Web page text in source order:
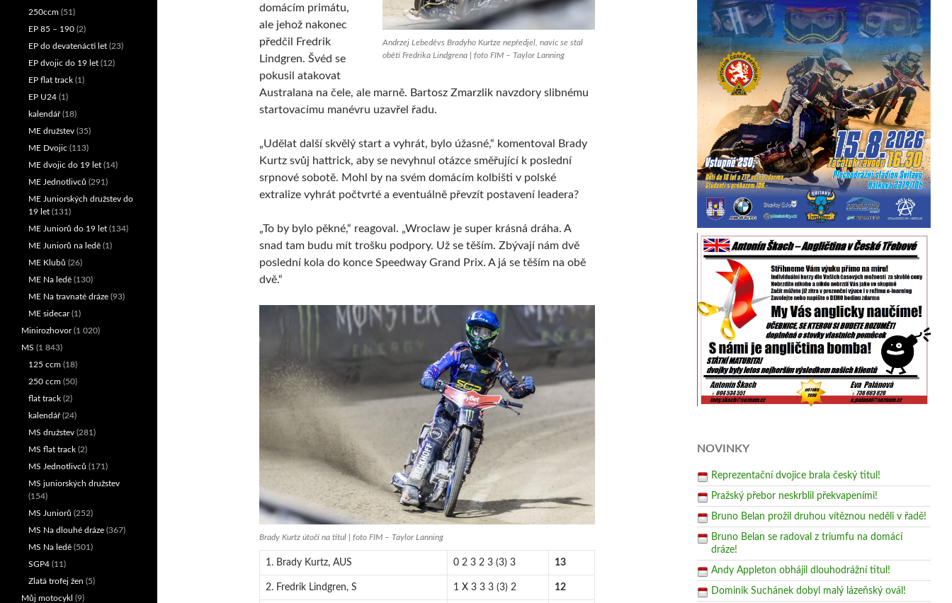
Andrzej Lebeděvs Bradyho Kurtze nepředjel, navíc se stal
obětí Fredrika Lindgrena | foto FIM – Taylor Lanning
domácím primátu,
ale jehož nakonec
předčil Fredrik
Lindgren. Švéd se
pokusil atakovat
Australana na čele, ale marně. Bartosz Zmarzlik navzdory slibnému
startovacímu manévru uzavřel řadu.
„Udělat další skvělý start a vyhrát, bylo úžasné,“ komentoval Brady
Kurtz svůj hattrick, aby se nevyhnul otázce směřující k poslední
srpnové sobotě. Mohl by na svém domácím kolbišti v polské
extralize vyhrát počtvrté a eventuálně převzít postavení leadera?
„To by bylo pěkné,“ reagoval. „Wroclaw je super krásná dráha. A
snad tam budu mít trošku podpory. Už se těším. Zbývají nám dvě
poslední kola do konce Speedway Grand Prix. A já se těším na obě
dvě.“
Brady Kurtz útočí na titul | foto FIM – Taylor Lanning
1. Brady Kurtz, AUS 0 2 3 2 3 (3) 3 13
2. Fredrik Lindgren, S 1 X 3 3 3 (3) 2 12
NOVINKY
Reprezentační dvojice brala český titul!
Pražský přebor neskrblil překvapeními!
Bruno Belan prožil druhou vítěznou neděli v řadě!
Bruno Belan se radoval z triumfu na domácí
dráze!
Andy Appleton obhájil dlouhodrážní titul!
Dominik Suchánek dobyl malý lázeňský ovál!
250ccm (51)
EP 85 – 190 (2)
EP do devatenácti let (23)
EP dvojic do 19 let (12)
EP flat track (1)
EP U24 (1)
kalendář(18)
ME družstev (35)
ME Dvojic (113)
ME dvojic do 19 let (14)
ME Jednotlivců (291)
ME Juniorských družstev do
19 let (131)
ME Juniorů do 19 let (134)
ME Juniorů na ledě (1)
ME Klubů (26)
ME Na ledě (130)
ME Na travnaté dráze (93)
ME sidecar(1)
Minirozhovor(1 020)
MS (1 843)
125 ccm (18)
250 ccm (50)
flat track (2)
kalendář(24)
MS družstev (281)
MS flat track (2)
MS Jednotlivců (171)
MS juniorských družstev
(154)
MS Juniorů (252)
MS Na dlouhé dráze (367)
MS Na ledě (501)
SGP4 (11)
Zlatá trofej žen (5)
Můj motocykl (9)